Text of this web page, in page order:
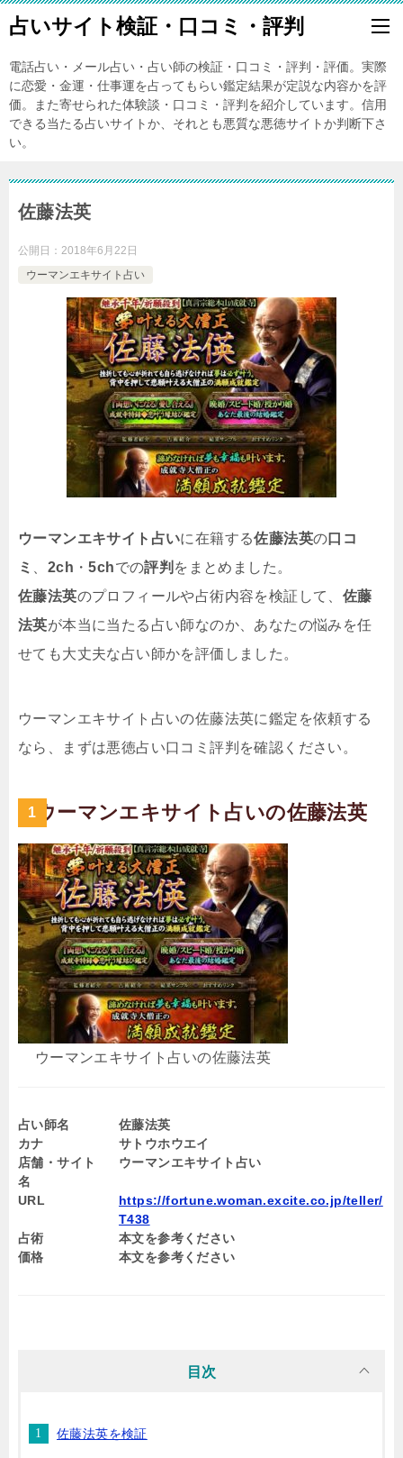
占いサイト検証・口コミ・評判
電話占い・メール占い・占い師の検証・口コミ・評判・評価。実際
に恋愛・金運・仕事運を占ってもらい鑑定結果が定説な内容かを評
価。また寄せられた体験談・口コミ・評判を紹介しています。信用
できる当たる占いサイトか、それとも悪質な悪徳サイトか判断下さ
い。
佐藤法英
公開日： 2018年6月22日
ウーマンエキサイト占い
ウーマンエキサイト占いに在籍する佐藤法英の口コ
ミ
2ch ・5chでの評判 をまとめました。
佐藤法英のプロフィールや占術内容を検証して、 佐藤
法英が本当に当たる占い師なのか、あなたの悩みを任
せても大丈夫な占い師かを評価しました。
ウーマンエキサイト占いの佐藤法英に鑑定を依頼する
なら、まずは悪徳占い口コミ評判を確認ください。
ウーマンエキサイト占いの佐藤法英
ウーマンエキサイト占いの佐藤法英
占い師名
佐藤法英
カナ
サトウホウエイ
店舗・サイト
名
ウーマンエキサイト占い
URL
https://fortune.woman.excite.co.jp/teller/
T438
占術
本文を参考ください
価格
本文を参考ください
目次
佐藤法英を検証